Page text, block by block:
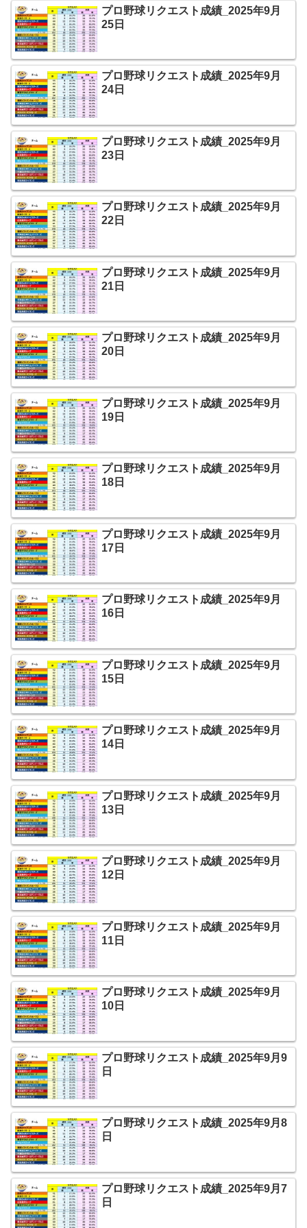
プロ野球リクエスト成績_2025年9月
25日
プロ野球リクエスト成績_2025年9月
24日
プロ野球リクエスト成績_2025年9月
23日
プロ野球リクエスト成績_2025年9月
22日
プロ野球リクエスト成績_2025年9月
21日
プロ野球リクエスト成績_2025年9月
20日
プロ野球リクエスト成績_2025年9月
19日
プロ野球リクエスト成績_2025年9月
18日
プロ野球リクエスト成績_2025年9月
17日
プロ野球リクエスト成績_2025年9月
16日
プロ野球リクエスト成績_2025年9月
15日
プロ野球リクエスト成績_2025年9月
14日
プロ野球リクエスト成績_2025年9月
13日
プロ野球リクエスト成績_2025年9月
12日
プロ野球リクエスト成績_2025年9月
11日
プロ野球リクエスト成績_2025年9月
10日
プロ野球リクエスト成績_2025年9月9
日
プロ野球リクエスト成績_2025年9月8
日
プロ野球リクエスト成績_2025年9月7
日